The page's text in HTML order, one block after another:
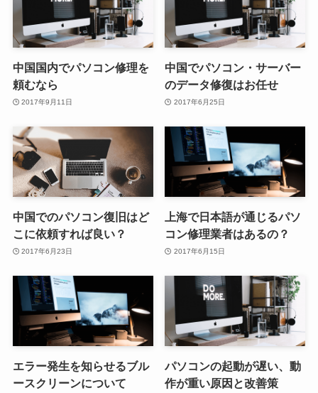
中国国内でパソコン修理を
頼むなら
2017年9月11日
中国でパソコン・サーバー
のデータ修復はお任せ
2017年6月25日
中国でのパソコン復旧はど
こに依頼すれば良い？
2017年6月23日
上海で日本語が通じるパソ
コン修理業者はあるの？
2017年6月15日
エラー発生を知らせるブル
ースクリーンについて
パソコンの起動が遅い、動
作が重い原因と改善策